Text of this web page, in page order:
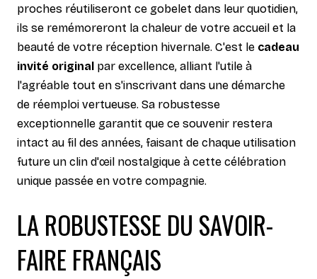
proches réutiliseront ce gobelet dans leur quotidien,
ils se remémoreront la chaleur de votre accueil et la
beauté de votre réception hivernale. C'est le cadeau
invité original par excellence, alliant l'utile à
l'agréable tout en s'inscrivant dans une démarche
de réemploi vertueuse. Sa robustesse
exceptionnelle garantit que ce souvenir restera
intact au fil des années, faisant de chaque utilisation
future un clin d'œil nostalgique à cette célébration
unique passée en votre compagnie.
LA ROBUSTESSE DU SAVOIR-
FAIRE FRANÇAIS